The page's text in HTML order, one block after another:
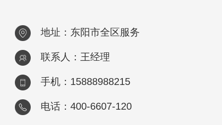
地址：东阳市全区服务
联系人：王经理
手机：15888988215
电话：400-6607-120